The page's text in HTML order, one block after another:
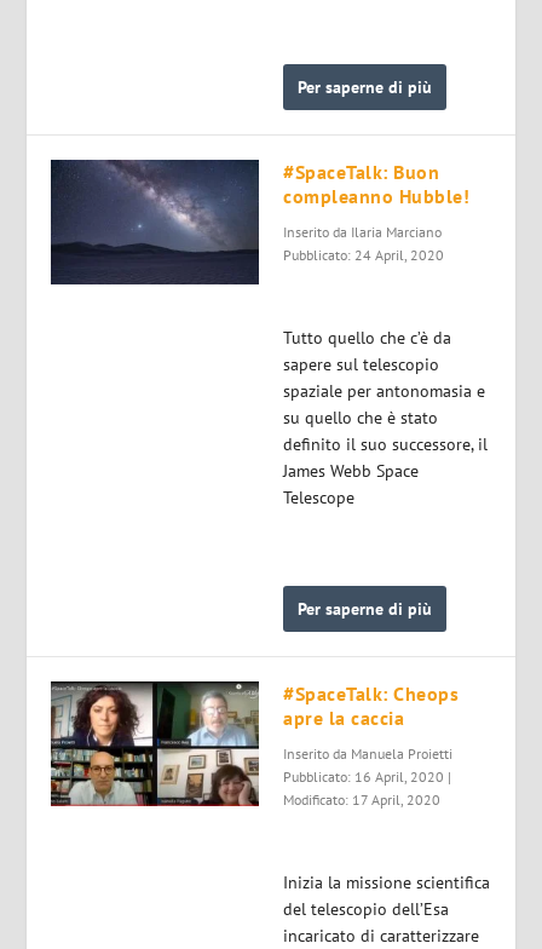
Per saperne di più
#SpaceTalk: Buon
compleanno Hubble!
Inserito da Ilaria Marciano
Pubblicato: 24 April, 2020
Tutto quello che c’è da
sapere sul telescopio
spaziale per antonomasia e
su quello che è stato
definito il suo successore, il
James Webb Space
Telescope
Per saperne di più
#SpaceTalk: Cheops
apre la caccia
Inserito da Manuela Proietti
Pubblicato: 16 April, 2020 |
Modificato: 17 April, 2020
Inizia la missione scientifica
del telescopio dell’Esa
incaricato di caratterizzare